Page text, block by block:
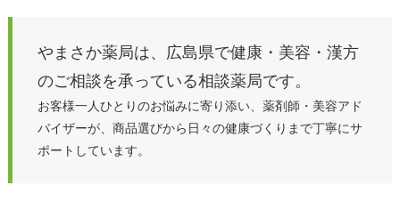
やまさか薬局は、広島県で健康・美容・漢方
のご相談を承っている相談薬局です。
お客様一人ひとりのお悩みに寄り添い、薬剤師・美容アド
バイザーが、商品選びから日々の健康づくりまで丁寧にサ
ポートしています。